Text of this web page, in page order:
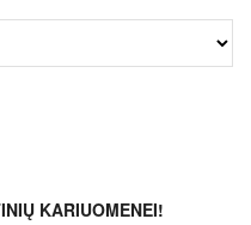
KARIUOMENEI!